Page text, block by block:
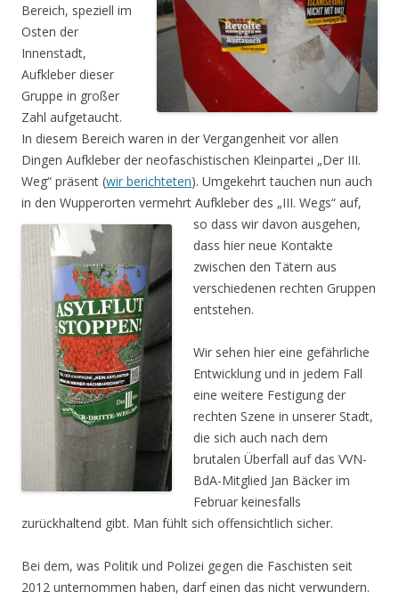
Bereich, speziell im
Osten der
Innenstadt,
Aufkleber dieser
Gruppe in großer
Zahl aufgetaucht.
In diesem Bereich waren in der Vergangenheit vor allen
Dingen Aufkleber der neofaschistischen Kleinpartei „Der III.
Weg“ präsent (wir berichteten). Umgekehrt tauchen nun auch
in den Wupperorten vermehrt Aufkleber des „III. Wegs“ auf,
so dass wir davon ausgehen,
dass hier neue Kontakte
zwischen den Tätern aus
verschiedenen rechten Gruppen
entstehen.
Wir sehen hier eine gefährliche
Entwicklung und in jedem Fall
eine weitere Festigung der
rechten Szene in unserer Stadt,
die sich auch nach dem
brutalen Überfall auf das VVN-
BdA-Mitglied Jan Bäcker im
Februar keinesfalls
zurückhaltend gibt. Man fühlt sich offensichtlich sicher.
Bei dem, was Politik und Polizei gegen die Faschisten seit
2012 unternommen haben, darf einen das nicht verwundern.